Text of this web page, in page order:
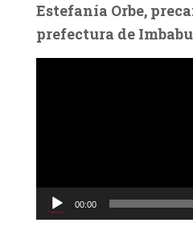
Estefanía Orbe,
prefectura de
c
00:00